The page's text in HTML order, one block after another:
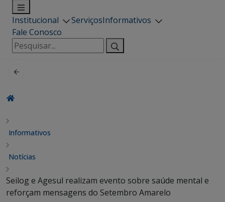
Institucional ServiçosInformativos
Fale Conosco
Pesquisar
por:
Informativos
Notícias
Seilog e Agesul realizam evento sobre saúde mental e
reforçam mensagens do Setembro Amarelo